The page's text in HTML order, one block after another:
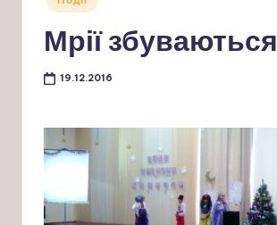
Мрії збуваються
19.12.2016